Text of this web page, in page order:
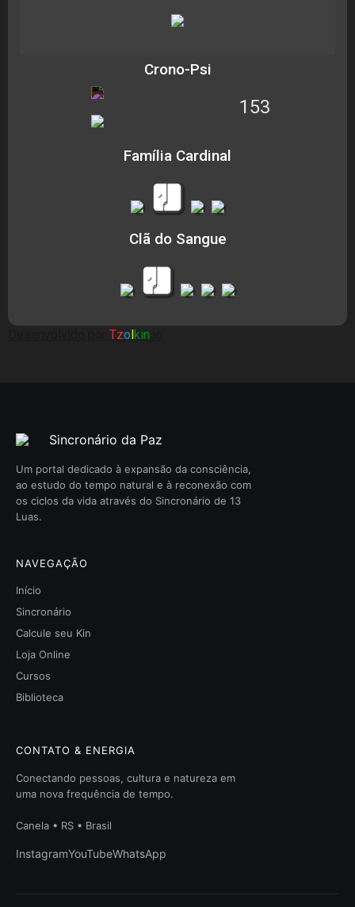
Crono-Psi
153
Família Cardinal
Clã do Sangue
Tzolkin
Sincronário da Paz
Um portal dedicado à expansão da consciência,
ao estudo do tempo natural e à reconexão com
os ciclos da vida através do Sincronário de 13
Luas.
NAVEGAÇÃO
Início
Sincronário
Calcule seu Kin
Loja Online
Cursos
Biblioteca
CONTATO & ENERGIA
Conectando pessoas, cultura e natureza em
uma nova frequência de tempo.
Canela • RS • Brasil
InstagramYouTubeWhatsApp